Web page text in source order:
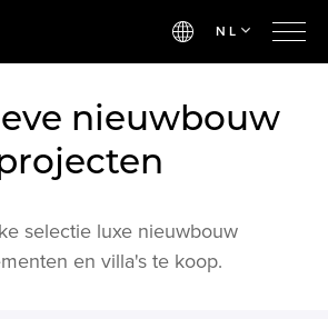
NL
nieuwbouw
selectie luxe nieuwbouw
en villa's te koop.